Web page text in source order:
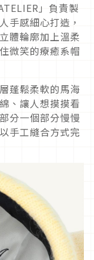
」負責製
手感細心打造，
體輪廓加上溫柔
微笑的療癒系帽
蓬鬆柔軟的馬海
、讓人想摸摸看
分一個部分慢慢
手工縫合方式完